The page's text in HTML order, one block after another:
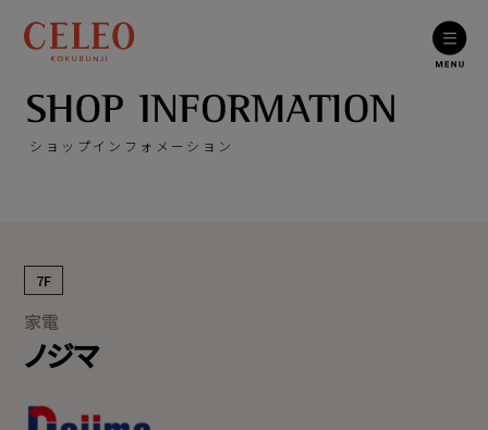
ショップインフォメーション
7F
家電
ノジマ